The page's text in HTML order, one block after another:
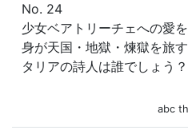
No. 24
少女ベアトリーチェへの愛
身が天国・地獄・煉獄を旅
タリアの詩人は誰でしょう？
abc